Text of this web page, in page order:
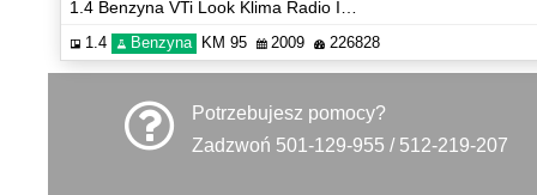
1.4 Benzyna KM 95 2009 226828
Potrzebujesz pomocy?
Zadzwoń 501-129-955 / 512-219-207